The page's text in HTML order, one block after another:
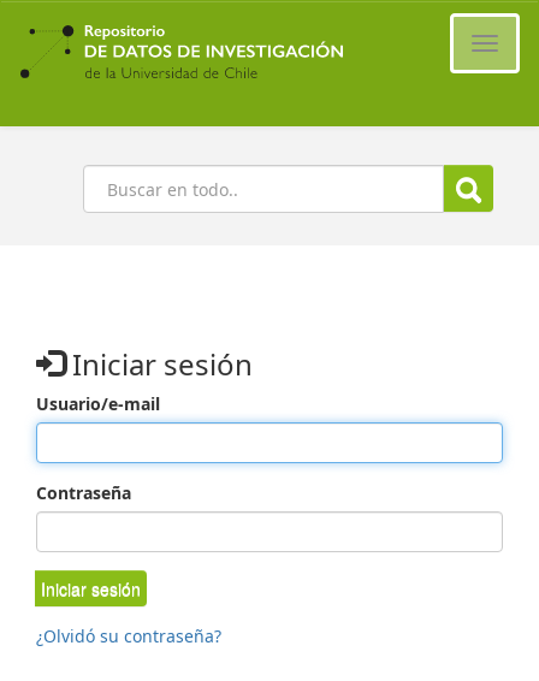
Ir
contenido
principal
Buscar
Iniciar sesión
Usuario/e-mail
Contraseña
Iniciar sesión
¿Olvidó su contraseña?